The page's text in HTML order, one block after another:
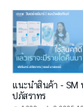
แนะนำสินค้า - SM พัชรินทร์
ปภัสราทร